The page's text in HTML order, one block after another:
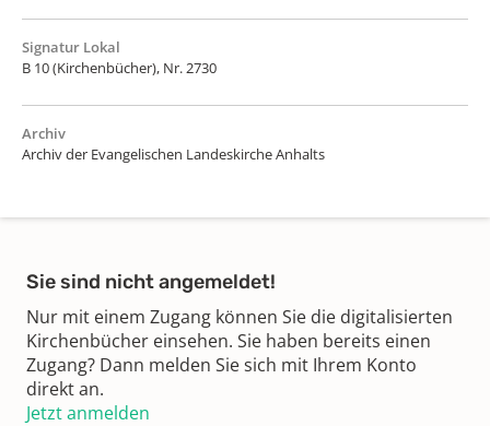
Signatur Lokal
B 10 (Kirchenbücher), Nr. 2730
Archiv
Archiv der Evangelischen Landeskirche Anhalts
Sie sind nicht angemeldet!
Nur mit einem Zugang können Sie die digitalisierten
Kirchenbücher einsehen. Sie haben bereits einen
Zugang? Dann melden Sie sich mit Ihrem Konto
direkt an.
Jetzt anmelden